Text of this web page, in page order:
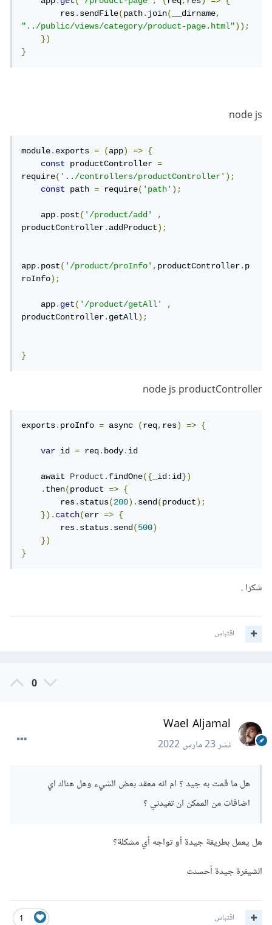
        res
.sendFile(path.join( __dirname,
"../public/views/category/product-page.html"));
})
}
node js
module.exports = (app) =>
{
const
productController =
require('../controllers/productController');
const
path = require('path');
    app
.post('/product/add'
,
productController.addProduct);
app.post('/product/proInfo',productController.p
roInfo);
    app
.get('/product/getAll'
,
productController.getAll);
}
node js productController
exports.proInfo = async (req,res) => {
var id = req.body.id
    await
Product.findOne({ _id:id})
.then(product =>
{
        res
.status(200).send(product);
}).catch(err =>
{
        res
.status.send(500)
})
}
شكرا .
اقتباس
0
Wael Aljamal
نشر23 مارس 2022
هل ما قمت به جيد ؟ ام انه معقد بعض الشيء وهل هناك اي
اضافات من الممكن ان تفيدني ؟
هل يعمل بطريقة جيدة أو تواجه أي مشكلة؟
الشيفرة جيدة أحسنت
1 اقتباس